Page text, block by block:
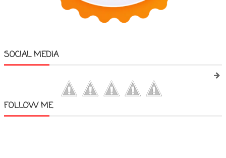
SOCIAL MEDIA
FOLLOW ME